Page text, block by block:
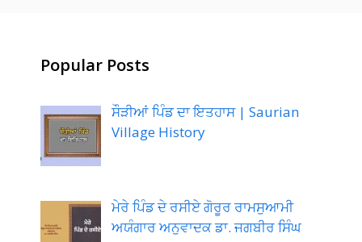
Popular Posts
ਸੌੜੀਆਂ ਪਿੰਡ ਦਾ ਇਤਹਾਸ | Saurian
Village History
ਮੇਰੇ ਪਿੰਡ ਦੇ ਰਸੀਏ ਗੋਰੂਰ ਰਾਮਸੁਆਮੀ
ਅਯੰਗਾਰ ਅਨੁਵਾਦਕ ਡਾ. ਜਗਬੀਰ ਸਿੰਘ